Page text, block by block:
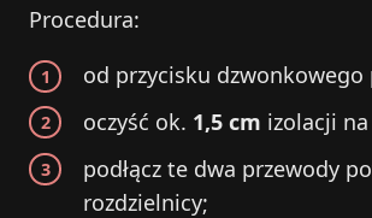
Procedura:
od przycisku
oczyść ok. 1,5 cm izolacji
podłącz te dwa przewody
rozdzielnicy;